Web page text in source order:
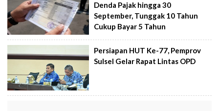
Denda Pajak hingga 30
September, Tunggak 10 Tahun
Cukup Bayar 5 Tahun
Persiapan HUT Ke-77, Pemprov
Sulsel Gelar Rapat Lintas OPD